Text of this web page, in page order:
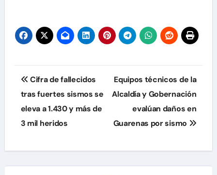
Navegación
de
entradas
Cifra de fallecidos
tras fuertes sismos se
eleva a 1.430 y más de
3 mil heridos
Equipos técnicos de la
Alcaldía y Gobernación
evalúan daños en
Guarenas por sismo